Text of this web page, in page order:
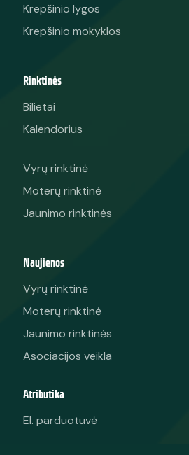
Krepšinio lygos
Krepšinio mokyklos
Rinktinės
Bilietai
Kalendorius
Vyrų rinktinė
Moterų rinktinė
Jaunimo rinktinės
Naujienos
Vyrų rinktinė
Moterų rinktinė
Jaunimo rinktinės
Asociacijos veikla
Atributika
El. parduotuvė